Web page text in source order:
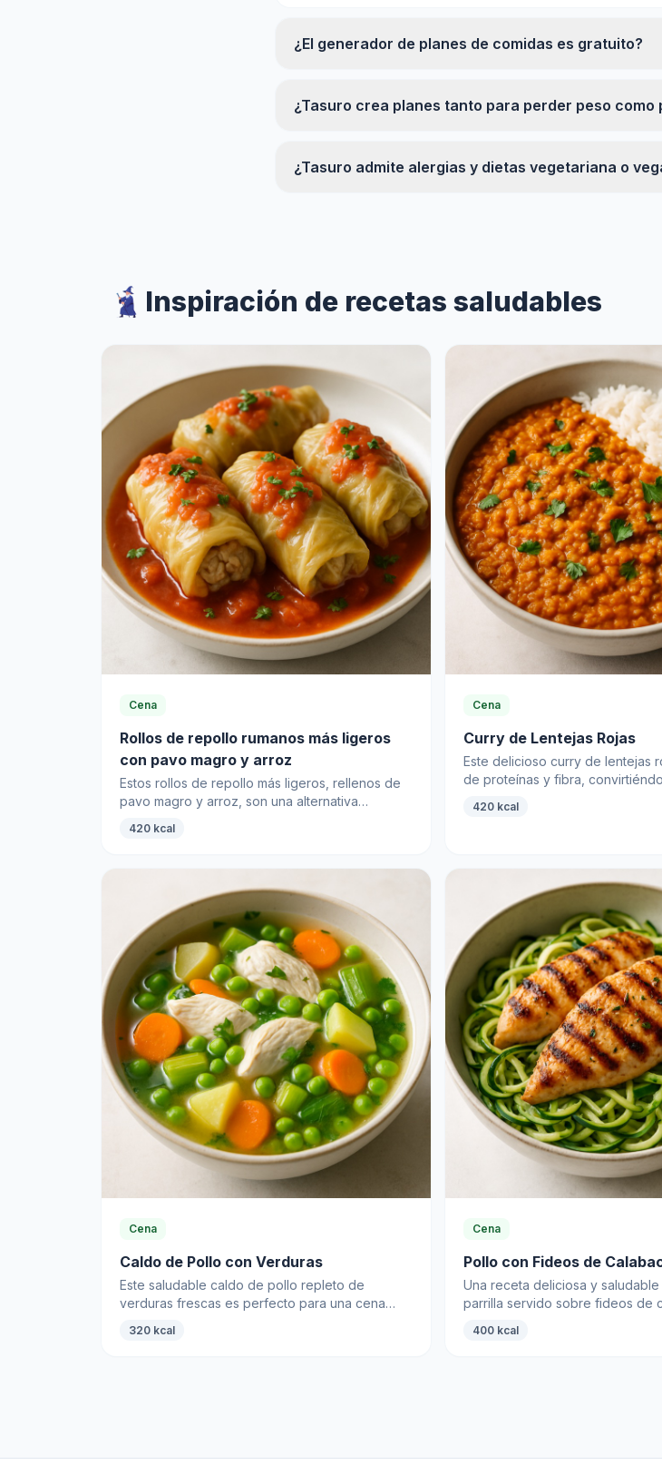
¿El generador de planes de comidas es gratuito?
¿Tasuro crea planes tanto para perder peso como
¿Tasuro admite alergias y dietas vegetariana o
Inspiración de recetas saludables
Cena
Rollos de repollo rumanos más ligeros
con pavo magro y arroz
Estos rollos de repollo más ligeros, rellenos de
pavo magro y arroz, son una alternativa
la cena.
420 kcal
Cena
Curry de Lentejas Rojas
Este delicioso curry de lentejas
de proteínas y fibra,
420 kcal
Cena
Caldo de Pollo con Verduras
Este saludable caldo de pollo repleto de
verduras frescas es perfecto para una cena
saciará tu hambre y deleitará tu paladar.
320 kcal
Cena
Pollo con Fideos de
Una receta deliciosa y
parrilla servido sobre fideos de
400 kcal